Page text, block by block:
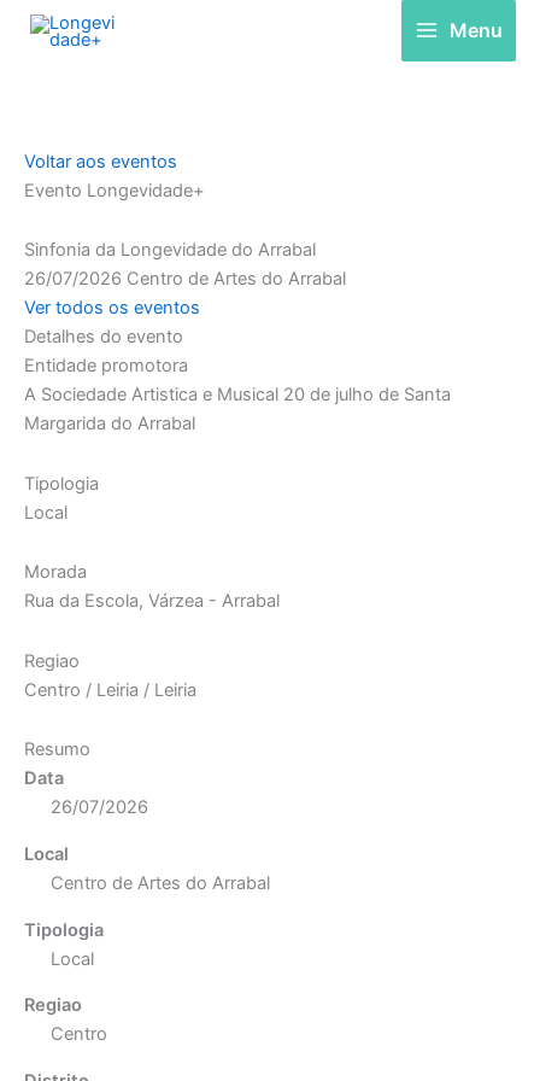
Skip
Menu
Voltar aos eventos
Evento Longevidade+
Sinfonia da Longevidade do Arrabal
26/07/2026 Centro de Artes do Arrabal
Ver todos os eventos
Detalhes do evento
Entidade promotora
A Sociedade Artistica e Musical 20 de julho de Santa
Margarida do Arrabal
Tipologia
Local
Morada
Rua da Escola, Várzea - Arrabal
Regiao
Centro / Leiria / Leiria
Resumo
Data
26/07/2026
Local
Centro de Artes do Arrabal
Tipologia
Local
Regiao
Centro